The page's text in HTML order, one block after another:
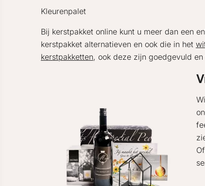
Kleurenpalet
Bij kerstpakket online kunt u meer dan een
kerstpakket alternatieven en ook die in het
kerstpakketten, ook deze zijn goedgevuld